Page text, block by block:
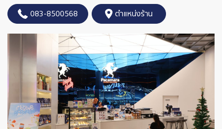
083-8500568 ตำแหน่งร้าน